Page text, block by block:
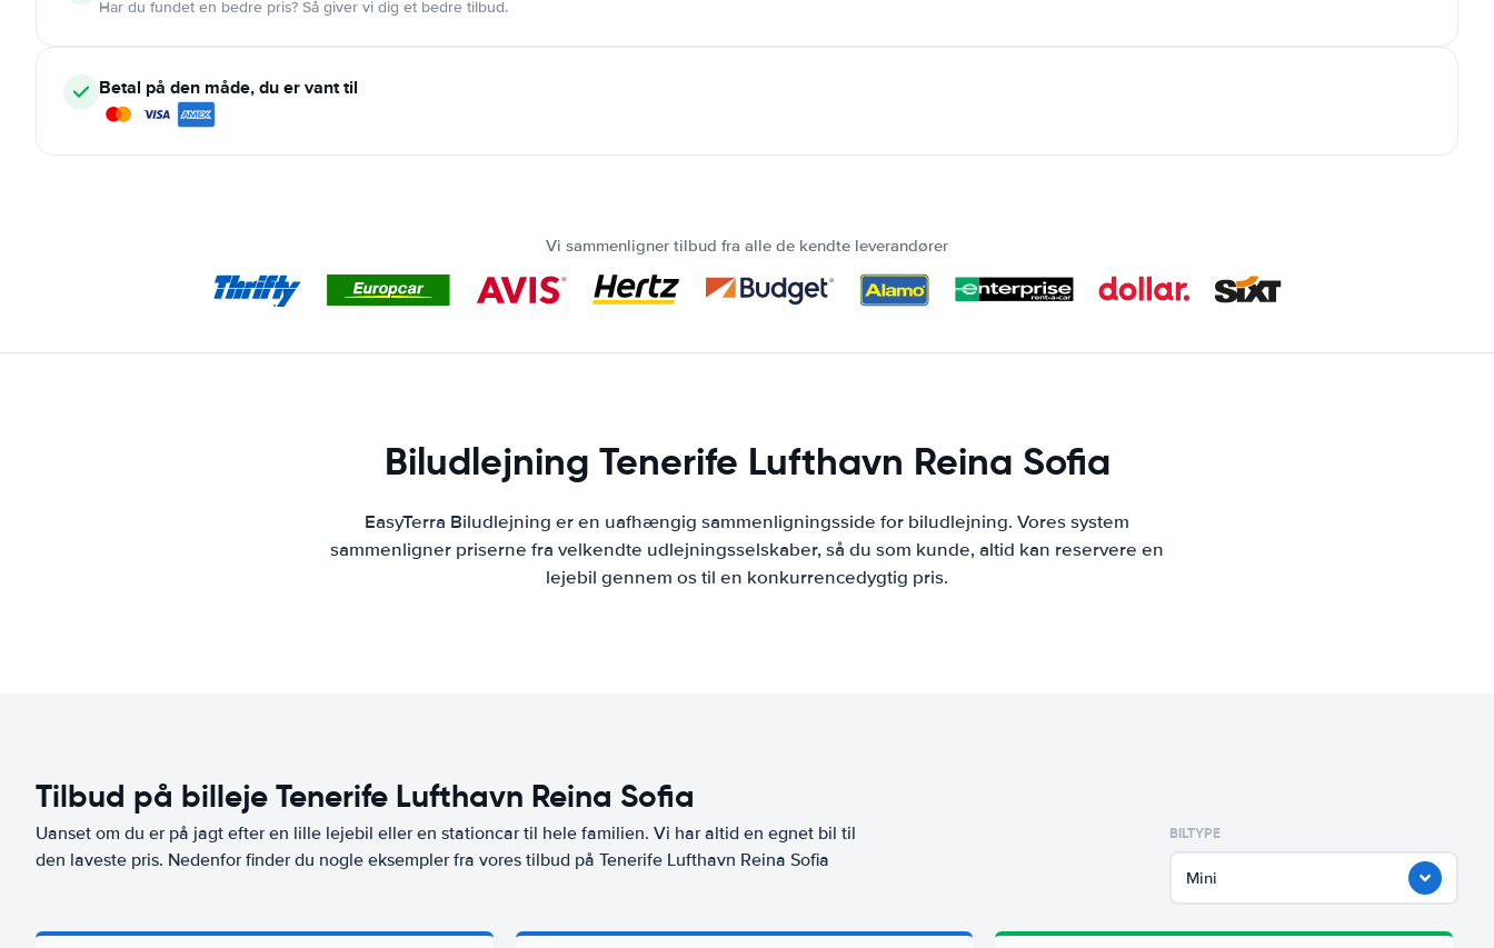
Har du fundet en bedre pris? Så giver vi dig et bedre tilbud.
Betal på den måde, du er vant til
Vi sammenligner tilbud fra alle de kendte leverandører
Biludlejning Tenerife Lufthavn Reina Sofia
EasyTerra Biludlejning er en uafhængig sammenligningsside for biludlejning. Vores system
sammenligner priserne fra velkendte udlejningsselskaber, så du som kunde, altid kan reservere en
lejebil gennem os til en konkurrencedygtig pris.
Tilbud på billeje Tenerife Lufthavn Reina Sofia
Uanset om du er på jagt efter en lille lejebil eller en stationcar til hele familien. Vi har altid en egnet bil til
den laveste pris. Nedenfor finder du nogle eksempler fra vores tilbud på Tenerife Lufthavn Reina Sofia
BILTYPE
Mini